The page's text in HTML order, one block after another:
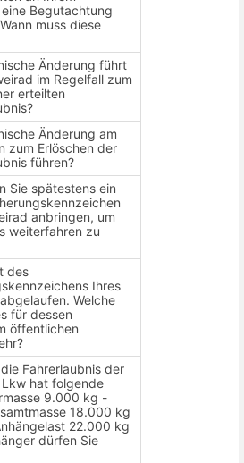
Begutachtung
muss diese
Änderung führt
im Regelfall zum
erteilten
Änderung am
zum Erlöschen der
führen?
Sie spätestens ein
anbringen, um
weiterfahren zu
des
Ihres
Welche
für dessen
öffentlichen
Fahrerlaubnis der
Lkw hat folgende
9.000 kg -
18.000 kg
22.000 kg
dürfen Sie